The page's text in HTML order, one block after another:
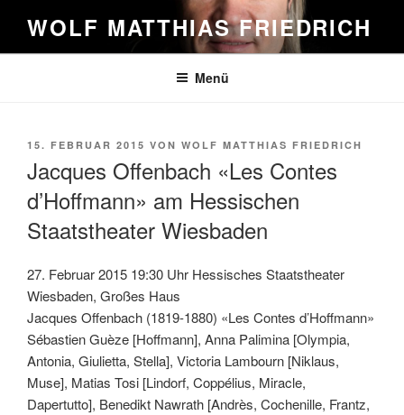
Inhalt
springen
WOLF MATTHIAS FRIEDRICH
Menü
VERÖFFENTLICHT
15. FEBRUAR 2015 VON WOLF MATTHIAS FRIEDRICH
Jacques Offenbach «Les Contes
d’Hoffmann» am Hessischen
Staatstheater Wiesbaden
27. Februar 2015 19:30 Uhr Hessisches Staatstheater
Wiesbaden, Großes Haus
Jacques Offenbach (1819-1880) «Les Contes d’Hoffmann»
Sébastien Guèze [Hoffmann], Anna Palimina [Olympia,
Antonia, Giulietta, Stella], Victoria Lambourn [Niklaus,
Muse], Matias Tosi [Lindorf, Coppélius, Miracle,
Dapertutto], Benedikt Nawrath [Andrès, Cochenille, Frantz,